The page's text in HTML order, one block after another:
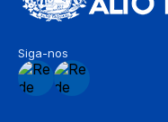
Siga-nos